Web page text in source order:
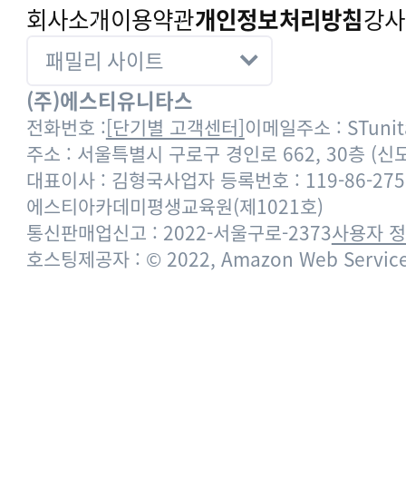
회사소개이용약관개인정보처리방침강
(주)에스티유니타스
전화번호 :[단기별 고객센터]이메일주소 :
주소 : 서울특별시 구로구 경인로 662, 30층 (신
대표이사 : 김형국사업자 등록번호 : 119-86-
에스티아카데미평생교육원(제1021호)
통신판매업신고 : 2022-서울구로-2373사용자
호스팅제공자 : © 2022, Amazon Web